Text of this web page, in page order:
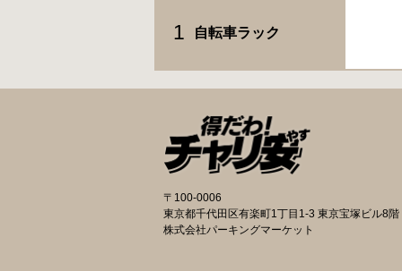
1 自転車ラック
〒100-0006
東京都千代田区有楽町1丁目1-3 東京宝塚ビル8階
株式会社パーキングマーケット